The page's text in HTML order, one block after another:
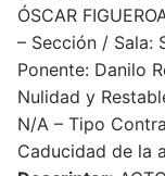
ÓSCAR
– Sección / Sala:
Ponente: Danilo
Nulidad y
N/A – Tipo
Caducidad de la